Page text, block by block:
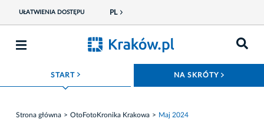
UŁATWIENIA DOSTĘPU PL
START ROZWIŃ MENU NA SKRÓTY
Strona główna OtoFotoKronika Krakowa Maj 2024